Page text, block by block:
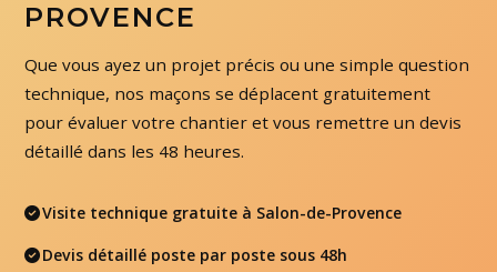
PROVENCE
Que vous ayez un projet précis ou une simple question
technique, nos maçons se déplacent gratuitement
pour évaluer votre chantier et vous remettre un devis
détaillé dans les 48 heures.
Visite technique gratuite à Salon-de-Provence
Devis détaillé poste par poste sous 48h